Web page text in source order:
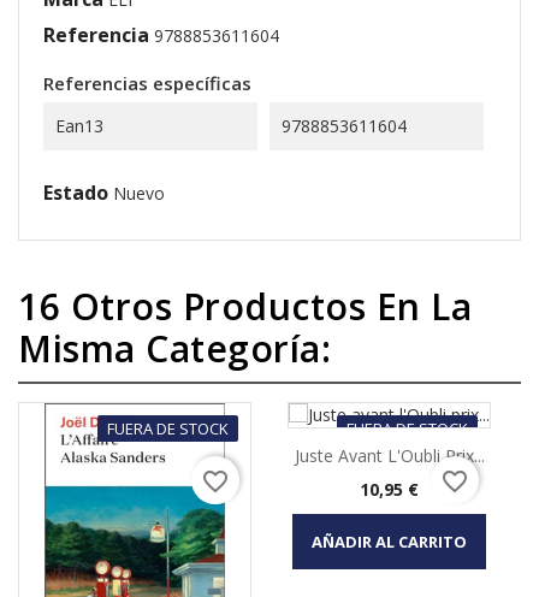
Referencia 9788853611604
Referencias específicas
Ean13 9788853611604
Estado Nuevo
16 Otros Productos En La
Misma Categoría:
FUERA DE STOCK
favorite_border
FUERA DE STOCK
Juste Avant L'Oubli Prix...
Precio
10,95 €
AÑADIR AL CARRITO
favorite_border